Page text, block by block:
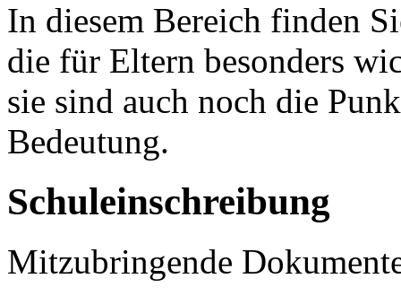
In diesem Bereich finden
die für Eltern besonders
sie sind auch noch die
Bedeutung.
Schuleinschreibung
Mitzubringende